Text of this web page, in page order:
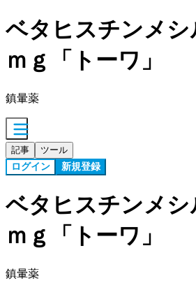
ベタヒスチンメシ
ｍｇ「トーワ」
鎮暈薬
記事 ツール
ログイン 新規登録
ベタヒスチンメシ
ｍｇ「トーワ」
鎮暈薬